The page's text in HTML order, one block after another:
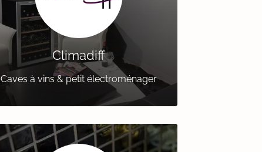
Climadiff
Caves à vins & petit électroménager